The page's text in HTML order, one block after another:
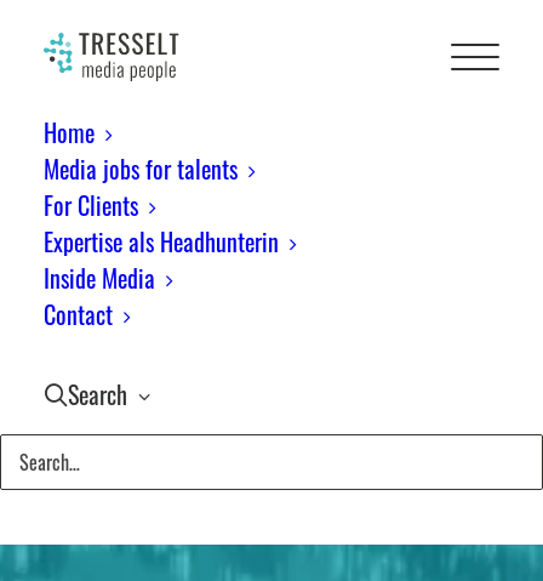
Home
Media jobs for talents
For Clients
Expertise als Headhunterin
Inside Media
Contact
Search